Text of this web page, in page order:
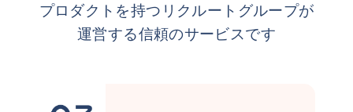
プロダクトを持つリクルートグループが
運営する信頼のサービスです